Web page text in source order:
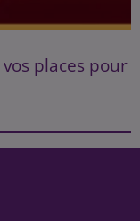
vos places pour